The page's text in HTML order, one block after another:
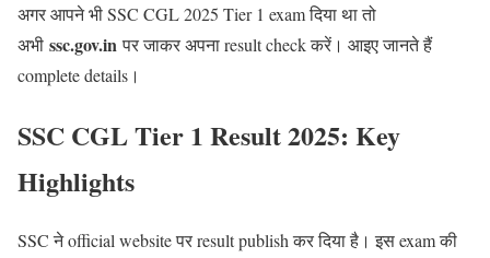
अगर आपने भी SSC CGL 2025 Tier 1 exam दिया था तो
अभी ssc.gov.in पर जाकर अपना result check करें। आइए जानते हैं
complete details।
SSC CGL Tier 1 Result 2025: Key
Highlights
SSC ने official website पर result publish कर दिया है। इस exam की